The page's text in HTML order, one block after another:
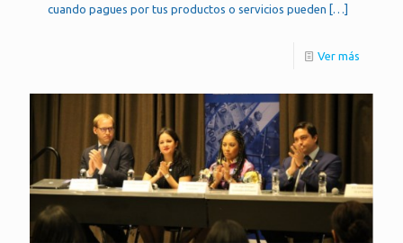
cuando pagues por tus productos o servicios pueden […]
Ver más